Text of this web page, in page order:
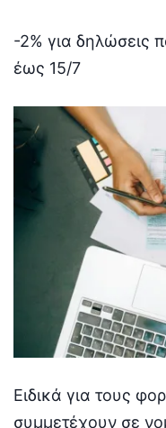
-2% για δηλώσεις
έως 15/7
Ειδικά για τους
συμμετέχουν σε